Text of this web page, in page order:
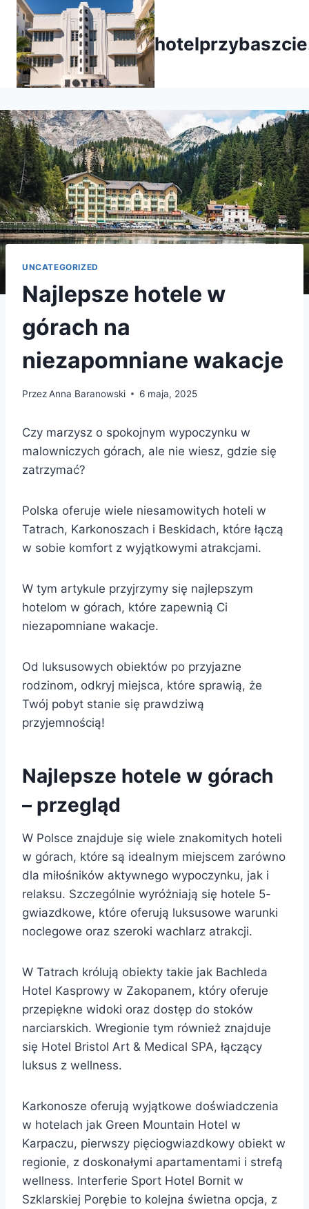
Przejdź
treści
UNCATEGORIZED
Najlepsze hotele w
górach na
niezapomniane wakacje
PrzezAnna Baranowski 6 maja, 2025
Czy marzysz o spokojnym wypoczynku w
malowniczych górach, ale nie wiesz, gdzie się
zatrzymać?
Polska oferuje wiele niesamowitych hoteli w
Tatrach, Karkonoszach i Beskidach, które łączą
w sobie komfort z wyjątkowymi atrakcjami.
W tym artykule przyjrzymy się najlepszym
hotelom w górach, które zapewnią Ci
niezapomniane wakacje.
Od luksusowych obiektów po przyjazne
rodzinom, odkryj miejsca, które sprawią, że
Twój pobyt stanie się prawdziwą
przyjemnością!
Najlepsze hotele w górach
– przegląd
W Polsce znajduje się wiele znakomitych hoteli
w górach, które są idealnym miejscem zarówno
dla miłośników aktywnego wypoczynku, jak i
relaksu. Szczególnie wyróżniają się hotele 5-
gwiazdkowe, które oferują luksusowe warunki
noclegowe oraz szeroki wachlarz atrakcji.
W Tatrach królują obiekty takie jak Bachleda
Hotel Kasprowy w Zakopanem, który oferuje
przepiękne widoki oraz dostęp do stoków
narciarskich. Wregionie tym również znajduje
się Hotel Bristol Art & Medical SPA, łączący
luksus z wellness.
Karkonosze oferują wyjątkowe doświadczenia
w hotelach jak Green Mountain Hotel w
Karpaczu, pierwszy pięciogwiazdkowy obiekt w
regionie, z doskonałymi apartamentami i strefą
wellness. Interferie Sport Hotel Bornit w
Szklarskiej Porębie to kolejna świetna opcja, z